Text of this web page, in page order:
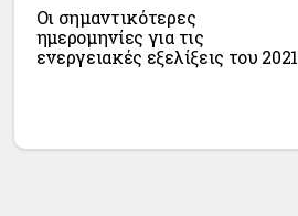
Οι σημαντικότερες
ημερομηνίες για τις
ενεργειακές εξελίξεις του 2021